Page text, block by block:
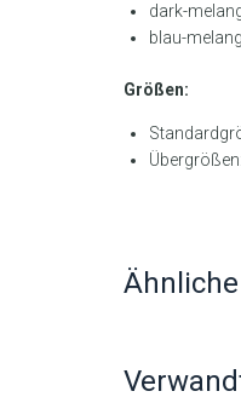
dark-
blau-
Größen: